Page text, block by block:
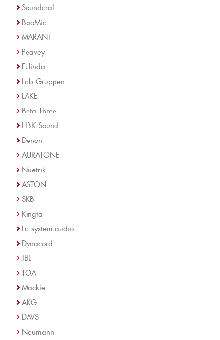
Soundcraft
BaoMic
MARANI
Peavey
Fulinda
Lab Gruppen
LAKE
Beta Three
HBK Sound
Denon
AURATONE
Nuetrik
ASTON
SKB
Kingta
Ld system audio
Dynacord
JBL
TOA
Mackie
AKG
DAVS
Neumann